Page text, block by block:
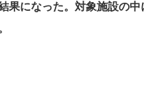
果になった。対象施設の